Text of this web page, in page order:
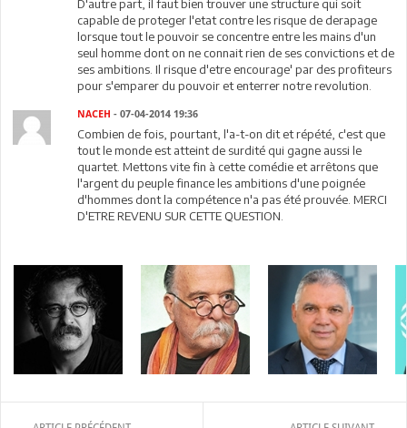
D'autre part, il faut bien trouver une structure qui soit
capable de proteger l'etat contre les risque de derapage
lorsque tout le pouvoir se concentre entre les mains d'un
seul homme dont on ne connait rien de ses convictions et de
ses ambitions. Il risque d'etre encourage' par des profiteurs
pour s'emparer du pouvoir et enterrer notre revolution.
NACEH - 07-04-2014 19:36
Combien de fois, pourtant, l'a-t-on dit et répété, c'est que
tout le monde est atteint de surdité qui gagne aussi le
quartet. Mettons vite fin à cette comédie et arrêtons que
l'argent du peuple finance les ambitions d'une poignée
d'hommes dont la compétence n'a pas été prouvée. MERCI
D'ETRE REVENU SUR CETTE QUESTION.